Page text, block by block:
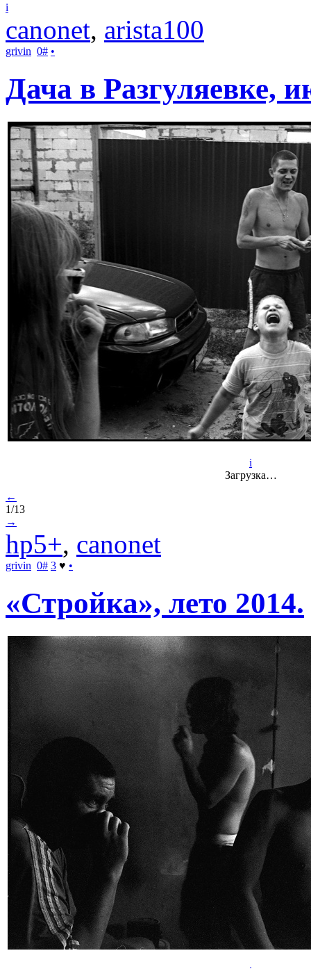
i
canonet, arista100
grivin 0# •
Дача в Разгуляевке,
i
Загрузка…
←
1/13
→
hp5+, canonet
grivin 0# 3 ♥ •
«Стройка», лето 2014.